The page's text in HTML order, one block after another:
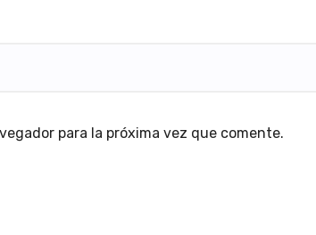
para la próxima vez que comente.